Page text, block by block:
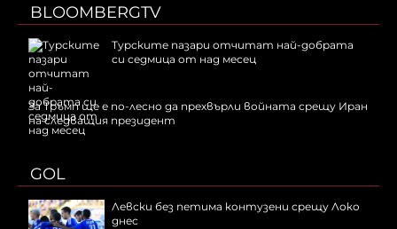
BLOOMBERGTV
Турските пазари отчитат най-добрата
си седмица от над месец
За Тръмп ще е по-лесно да прехвърли войната срещу Иран
на следващия президент
GOL
Левски без петима контузени срещу Локо
днес